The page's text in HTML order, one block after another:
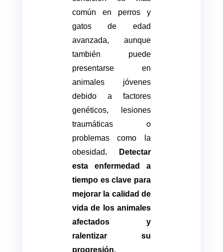
común en perros y
gatos de edad
avanzada, aunque
también puede
presentarse en
animales jóvenes
debido a factores
genéticos, lesiones
traumáticas o
problemas como la
obesidad. Detectar
esta enfermedad a
tiempo es clave para
mejorar la calidad de
vida de los animales
afectados y
ralentizar su
progresión.